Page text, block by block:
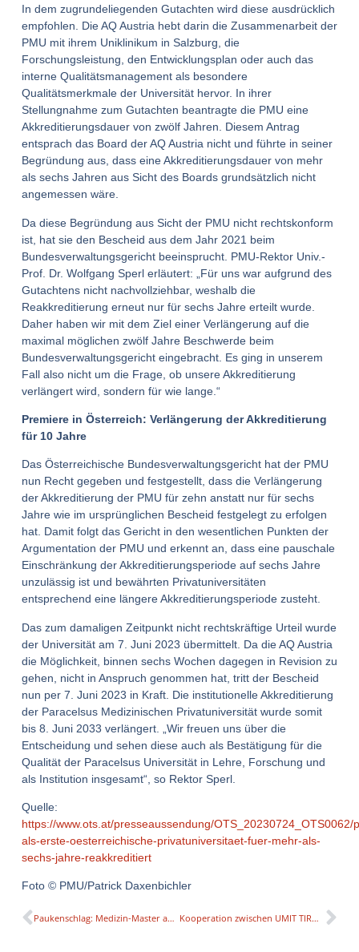
In dem zugrundeliegenden Gutachten wird diese ausdrücklich
empfohlen. Die AQ Austria hebt darin die Zusammenarbeit der
PMU mit ihrem Uniklinikum in Salzburg, die
Forschungsleistung, den Entwicklungsplan oder auch das
interne Qualitätsmanagement als besondere
Qualitätsmerkmale der Universität hervor. In ihrer
Stellungnahme zum Gutachten beantragte die PMU eine
Akkreditierungsdauer von zwölf Jahren. Diesem Antrag
entsprach das Board der AQ Austria nicht und führte in seiner
Begründung aus, dass eine Akkreditierungsdauer von mehr
als sechs Jahren aus Sicht des Boards grundsätzlich nicht
angemessen wäre.
Da diese Begründung aus Sicht der PMU nicht rechtskonform
ist, hat sie den Bescheid aus dem Jahr 2021 beim
Bundesverwaltungsgericht beeinsprucht. PMU-Rektor Univ.-
Prof. Dr. Wolfgang Sperl erläutert: „Für uns war aufgrund des
Gutachtens nicht nachvollziehbar, weshalb die
Reakkreditierung erneut nur für sechs Jahre erteilt wurde.
Daher haben wir mit dem Ziel einer Verlängerung auf die
maximal möglichen zwölf Jahre Beschwerde beim
Bundesverwaltungsgericht eingebracht. Es ging in unserem
Fall also nicht um die Frage, ob unsere Akkreditierung
verlängert wird, sondern für wie lange.“
Premiere in Österreich: Verlängerung der Akkreditierung
für 10 Jahre
Das Österreichische Bundesverwaltungsgericht hat der PMU
nun Recht gegeben und festgestellt, dass die Verlängerung
der Akkreditierung der PMU für zehn anstatt nur für sechs
Jahre wie im ursprünglichen Bescheid festgelegt zu erfolgen
hat. Damit folgt das Gericht in den wesentlichen Punkten der
Argumentation der PMU und erkennt an, dass eine pauschale
Einschränkung der Akkreditierungsperiode auf sechs Jahre
unzulässig ist und bewährten Privatuniversitäten
entsprechend eine längere Akkreditierungsperiode zusteht.
Das zum damaligen Zeitpunkt nicht rechtskräftige Urteil wurde
der Universität am 7. Juni 2023 übermittelt. Da die AQ Austria
die Möglichkeit, binnen sechs Wochen dagegen in Revision zu
gehen, nicht in Anspruch genommen hat, tritt der Bescheid
nun per 7. Juni 2023 in Kraft. Die institutionelle Akkreditierung
der Paracelsus Medizinischen Privatuniversität wurde somit
bis 8. Juni 2033 verlängert. „Wir freuen uns über die
Entscheidung und sehen diese auch als Bestätigung für die
Qualität der Paracelsus Universität in Lehre, Forschung und
als Institution insgesamt“, so Rektor Sperl.
Quelle:
https://www.ots.at/presseaussendung/OTS_20230724_OTS0062/
als-erste-oesterreichische-privatuniversitaet-fuer-mehr-als-
sechs-jahre-reakkreditiert
Foto © PMU/Patrick Daxenbichler
Paukenschlag: Medizin-Master an SFU geht weiter, Gericht hebt Bescheid der AQ Austria auf Kooperation zwischen UMIT TIROL und Harvard University